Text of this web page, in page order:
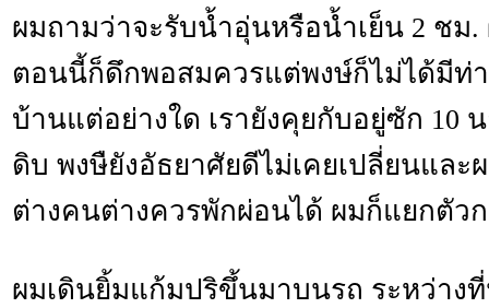
ผมถามว่าจะรับน้ำอุ่นหรือน้ำเย็น 2 ชม
ตอนนี้ก็ดึกพอสมควรแต่พงษ์ก็ไม่ได้มีท่า
บ้านแต่อย่างใด เรายังคุยกับอยู่ซัก 10
ดิบ พงษืยังอัธยาศัยดีไม่เคยเปลี่ยนและ
ต่างคนต่างควรพักผ่อนได้ ผมก็แยกตัว
ผมเดินยิ้มแก้มปริขึ้นมาบนรถ ระหว่าง